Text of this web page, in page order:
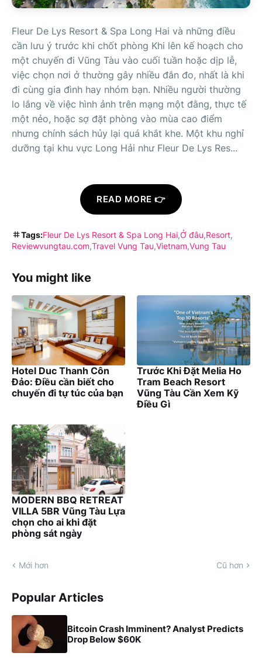
Fleur De Lys Resort & Spa Long Hai và những điều
cần lưu ý trước khi chốt phòng Khi lên kế hoạch cho
một chuyến đi Vũng Tàu vào cuối tuần hoặc dịp lễ,
việc chọn nơi ở thường gây nhiều đắn đo, nhất là khi
đi cùng gia đình hay nhóm bạn. Nhiều người thường
lo lắng về việc hình ảnh trên mạng một đằng, thực tế
một nẻo, hoặc sợ đặt phòng vào mùa cao điểm
nhưng chính sách hủy lại quá khắt khe. Một khu nghỉ
dưỡng tại khu vực Long Hải như Fleur De Lys Res...
READ MORE 👉
Tags:Fleur De Lys Resort & Spa Long Hai Ở đâu Resort
Reviewvungtau.com Travel Vung Tau Vietnam Vung Tau
You might like
Hotel Duc Thanh Côn
Đảo: Điều cần biết cho
chuyến đi tự túc của bạn
Trước Khi Đặt Melia Ho
Tram Beach Resort
Vũng Tàu Cần Xem Kỹ
Điều Gì
MODERN BBQ RETREAT
VILLA 5BR Vũng Tàu Lựa
chọn cho ai khi đặt
phòng sát ngày
Mới hơn Cũ hơn
Popular Articles
Bitcoin Crash Imminent? Analyst Predicts
Drop Below $60K